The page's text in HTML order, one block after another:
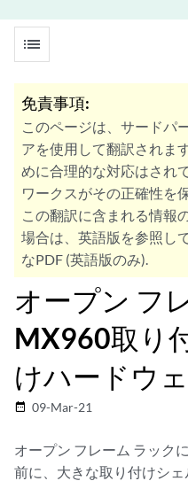
list
免責事項:
このページは、サードパ
アを使用して翻訳されま
めに合理的な対応はされ
ワークスがその正確性を
この翻訳に含まれる情報
場合は、英語版を参照し
なPDF (英語版のみ).
オープン フ
MX960取り
けハードウ
date_range 09-Mar-21
オープン フレーム ラック
前に、大きな取り付けシ